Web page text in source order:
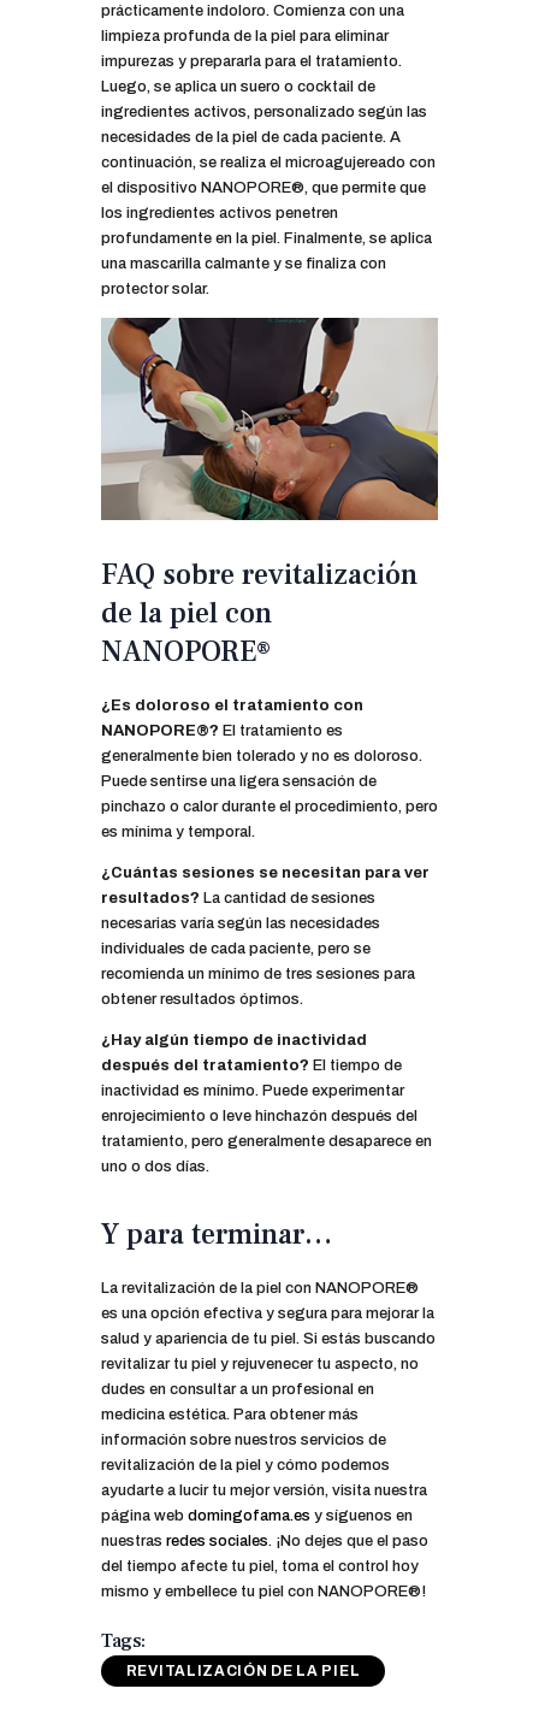
prácticamente indoloro. Comienza con una
limpieza profunda de la piel para eliminar
impurezas y prepararla para el tratamiento.
Luego, se aplica un suero o cocktail de
ingredientes activos, personalizado según las
necesidades de la piel de cada paciente. A
continuación, se realiza el microagujereado con
el dispositivo NANOPORE®, que permite que
los ingredientes activos penetren
profundamente en la piel. Finalmente, se aplica
una mascarilla calmante y se finaliza con
protector solar.
FAQ sobre revitalización
de la piel con
NANOPORE®
¿Es doloroso el tratamiento con
NANOPORE®? El tratamiento es
generalmente bien tolerado y no es doloroso.
Puede sentirse una ligera sensación de
pinchazo o calor durante el procedimiento, pero
es mínima y temporal.
¿Cuántas sesiones se necesitan para ver
resultados? La cantidad de sesiones
necesarias varía según las necesidades
individuales de cada paciente, pero se
recomienda un mínimo de tres sesiones para
obtener resultados óptimos.
¿Hay algún tiempo de inactividad
después del tratamiento? El tiempo de
inactividad es mínimo. Puede experimentar
enrojecimiento o leve hinchazón después del
tratamiento, pero generalmente desaparece en
uno o dos días.
Y para terminar…
La revitalización de la piel con NANOPORE®
es una opción efectiva y segura para mejorar la
salud y apariencia de tu piel. Si estás buscando
revitalizar tu piel y rejuvenecer tu aspecto, no
dudes en consultar a un profesional en
medicina estética. Para obtener más
información sobre nuestros servicios de
revitalización de la piel y cómo podemos
ayudarte a lucir tu mejor versión, visita nuestra
página web domingofama.es y síguenos en
nuestras redes sociales. ¡No dejes que el paso
del tiempo afecte tu piel, toma el control hoy
mismo y embellece tu piel con NANOPORE®!
Tags:
REVITALIZACIÓN DE LA PIEL